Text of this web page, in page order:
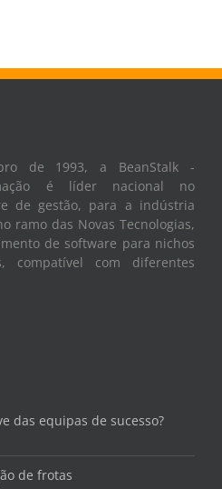
de 1993, a BeanStalk -
é líder nacional no
de gestão, para a indústria
ramo das Novas Tecnologias,
de software para nichos
compatível com diferentes
das equipas de sucesso?
de frotas